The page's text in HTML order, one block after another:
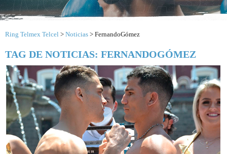
Ring Telmex Telcel > Noticias > FernandoGómez
TAG DE NOTICIAS: FERNANDOGÓMEZ